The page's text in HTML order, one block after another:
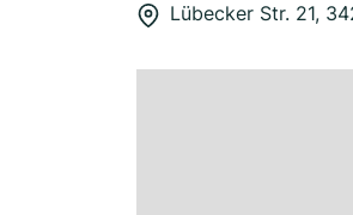
Lübecker Str. 21,